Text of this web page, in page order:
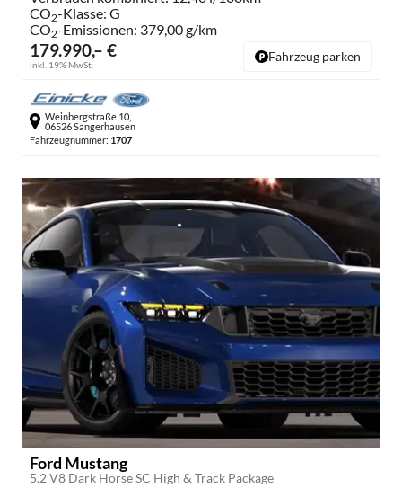
179.990,– €
inkl. 19% MwSt.
CO2-Klasse: G
CO2-Emissionen: 379,00 g/km
Fahrzeug parken
Weinbergstraße 10,
06526 Sangerhausen
Fahrzeugnummer: 1707
Ford Mustang
5.2 V8 Dark Horse SC High & Track Package